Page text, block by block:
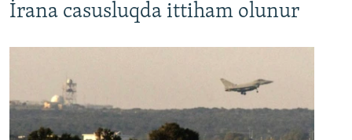
İrana casusluqda ittiham olunur